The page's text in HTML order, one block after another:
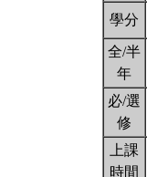
學分
全/半
年
必/選
修
上課
時間